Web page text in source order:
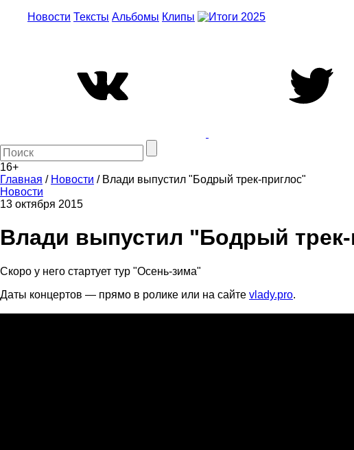
Новости Тексты Альбомы Клипы
16+
Главная / Новости / Влади выпустил "Бодрый трек-приглос"
Новости
13 октября 2015
Влади выпустил "Бодрый трек-
Скоро у него стартует тур "Осень-зима"
Даты концертов — прямо в ролике или на сайте vlady.pro.